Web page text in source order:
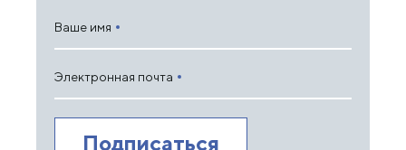
Ваше имя
Электронная почта